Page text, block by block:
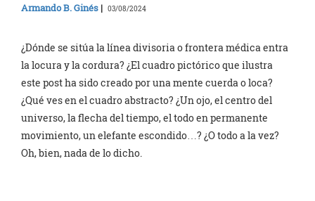
Armando B. Ginés | 03/08/2024
¿Dónde se sitúa la línea divisoria o frontera médica entra
la locura y la cordura? ¿El cuadro pictórico que ilustra
este post ha sido creado por una mente cuerda o loca?
¿Qué ves en el cuadro abstracto? ¿Un ojo, el centro del
universo, la flecha del tiempo, el todo en permanente
movimiento, un elefante escondido…? ¿O todo a la vez?
Oh, bien, nada de lo dicho.